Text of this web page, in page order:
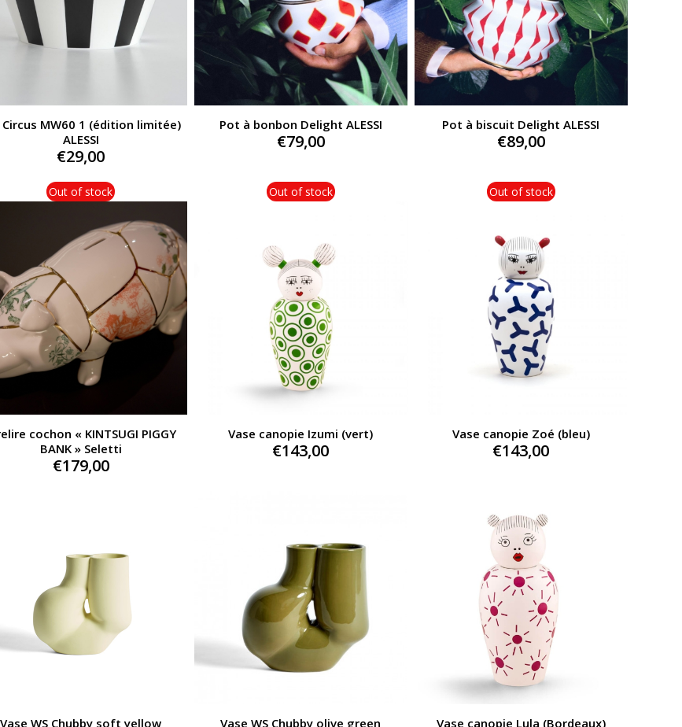
Circus MW60 1 (édition limitée)
ALESSI
€29,00
Pot à bonbon Delight ALESSI
€79,00
Pot à biscuit Delight ALESSI
€89,00
Out of stock
cochon « KINTSUGI PIGGY
BANK » Seletti
€179,00
Out of stock
Vase canopie Izumi (vert)
€143,00
Out of stock
Vase canopie Zoé (bleu)
€143,00
Vase WS Chubby soft yellow Vase WS Chubby olive green Vase canopie Lula (Bordeaux)